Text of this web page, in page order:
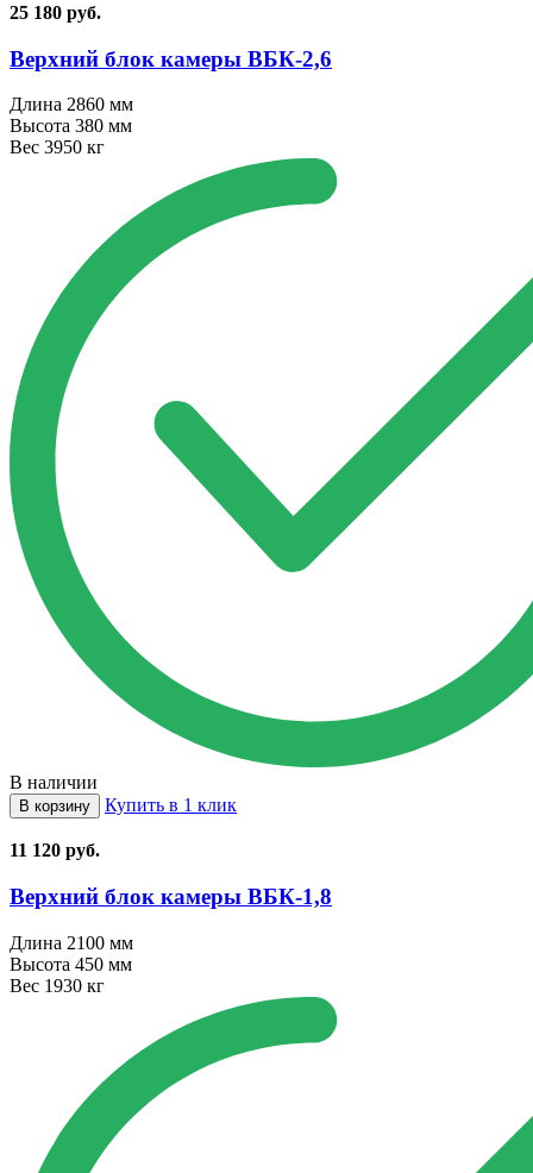
25 180 руб.
Верхний блок камеры ВБК⁠-⁠2,6
Длина 2860 мм
Высота 380 мм
Вес 3950 кг
В наличии
В корзину Купить в 1 клик
11 120 руб.
Верхний блок камеры ВБК⁠-⁠1,8
Длина 2100 мм
Высота 450 мм
Вес 1930 кг